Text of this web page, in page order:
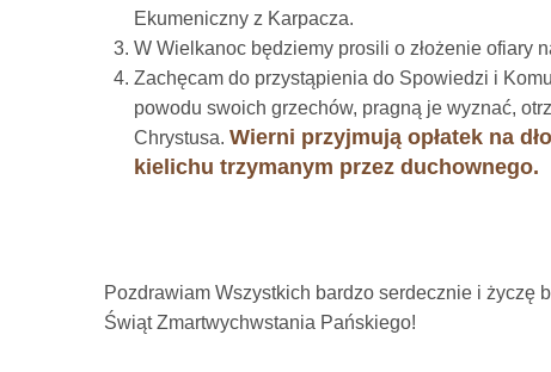
Ekumeniczny z Karpacza.
W Wielkanoc będziemy prosili o złożenie ofiary
Zachęcam do przystąpienia do Spowiedzi i
powodu swoich grzechów, pragną je wyznać,
Chrystusa. Wierni przyjmują opłatek na
kielichu trzymanym przez duchownego.
Pozdrawiam Wszystkich bardzo serdecznie i życzę
Świąt Zmartwychwstania Pańskiego!